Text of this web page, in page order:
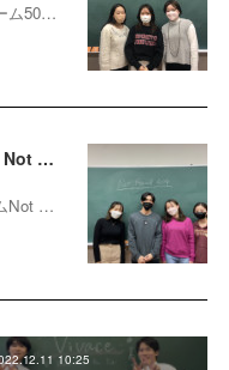
ム50…
【2022決勝進出チームインタビュー】Not Found 404
Not …
10:25